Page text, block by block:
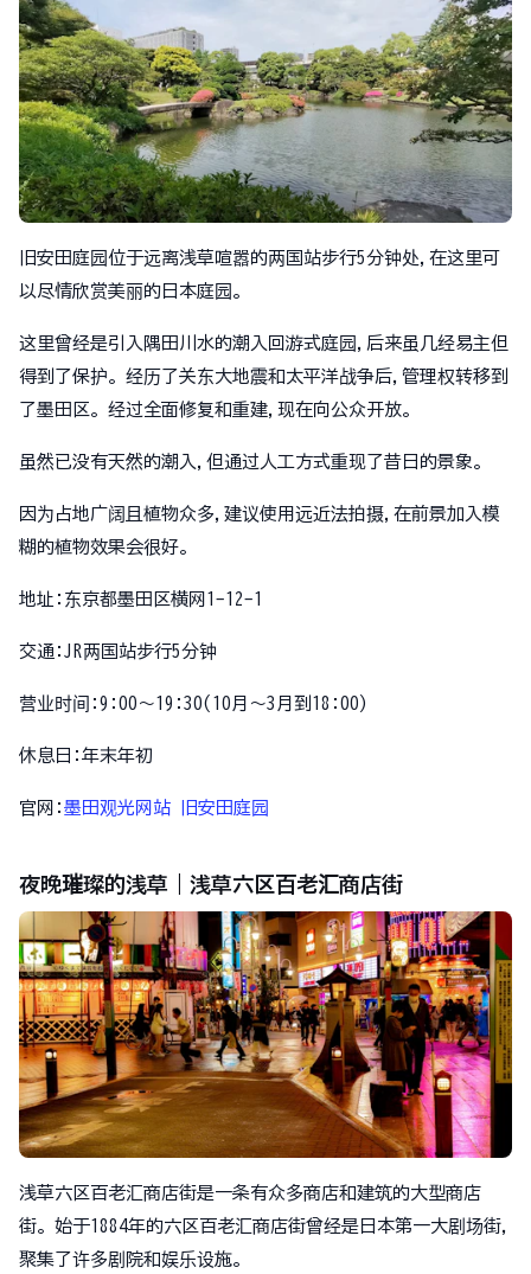
旧安田庭园位于远离浅草喧嚣的两国站步行5分钟处,在这里可
以尽情欣赏美丽的日本庭园。
这里曾经是引入隅田川水的潮入回游式庭园,后来虽几经易主但
得到了保护。经历了关东大地震和太平洋战争后,管理权转移到
了墨田区。经过全面修复和重建,现在向公众开放。
虽然已没有天然的潮入,但通过人工方式重现了昔日的景象。
因为占地广阔且植物众多,建议使用远近法拍摄,在前景加入模
糊的植物效果会很好。
地址:东京都墨田区横网1-12-1
交通:JR两国站步行5分钟
营业时间:9:00～19:30(10月～3月到18:00)
休息日:年末年初
官网: 墨田观光网站 旧安田庭园
夜晚璀璨的浅草｜浅草六区百老汇商店街
浅草六区百老汇商店街是一条有众多商店和建筑的大型商店
街。始于1884年的六区百老汇商店街曾经是日本第一大剧场街,
聚集了许多剧院和娱乐设施。